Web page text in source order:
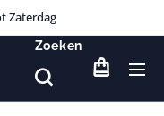
Zaterdag
Zoeken